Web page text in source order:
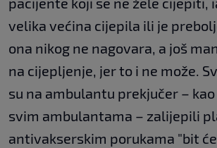
velika većina cijepila ili je
ona nikog ne nagovara, a još
na cijepljenje, jer to i ne može.
su na ambulantu prekjučer –
svim ambulantama – zalijepili
antivakserskim porukama "bit